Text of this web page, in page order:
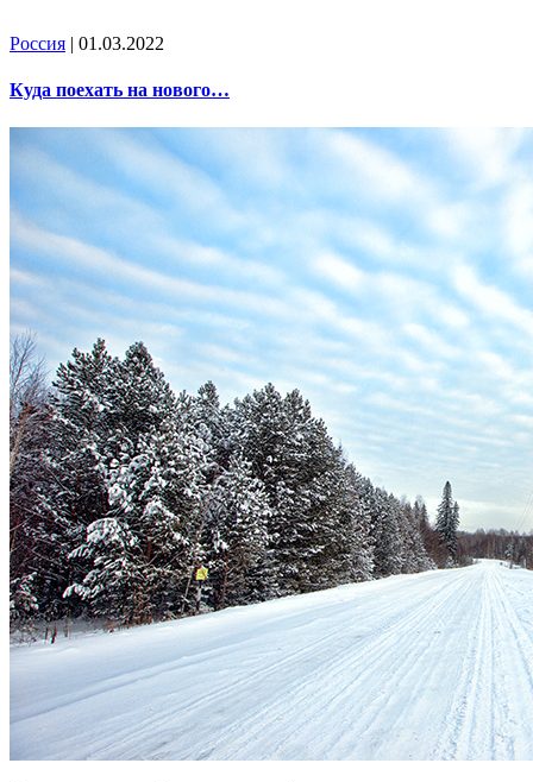
Россия | 01.03.2022
Куда поехать на нового…